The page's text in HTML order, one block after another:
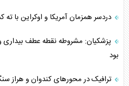
دردسر همزمان آمریکا و اوکراین با
پزشکیان: مشروطه نقطه عطف بیداری
بود
ترافیک در محورهای کندوان و هراز